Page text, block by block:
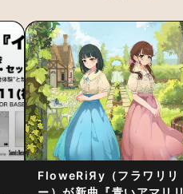
FloweRiЯy（フラワリリ